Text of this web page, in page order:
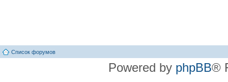
Список форумов
Powered by phpBB®